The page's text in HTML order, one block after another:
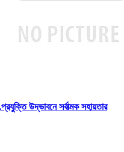
উদ্ভাবনে সর্বাত্মক সহায়তার